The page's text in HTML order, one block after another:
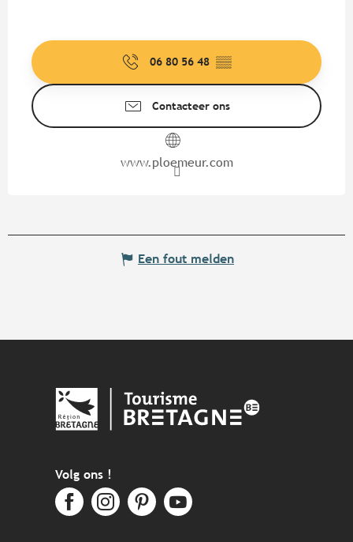
06 80 56 48 ▒▒
Contacteer ons
www.ploemeur.com
Een fout melden
Volg ons !